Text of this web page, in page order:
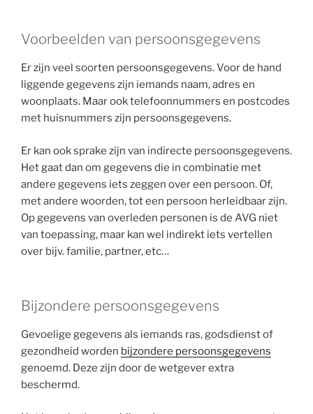
Voorbeelden van persoonsgegevens
Er zijn veel soorten persoonsgegevens. Voor de hand
liggende gegevens zijn iemands naam, adres en
woonplaats. Maar ook telefoonnummers en postcodes
met huisnummers zijn persoonsgegevens.
Er kan ook sprake zijn van indirecte persoonsgegevens.
Het gaat dan om gegevens die in combinatie met
andere gegevens iets zeggen over een persoon. Of,
met andere woorden, tot een persoon herleidbaar zijn.
Op gegevens van overleden personen is de AVG niet
van toepassing, maar kan wel indirekt iets vertellen
over bijv. familie, partner, etc…
Bijzondere persoonsgegevens
Gevoelige gegevens als iemands ras, godsdienst of
gezondheid worden bijzondere persoonsgegevens
genoemd. Deze zijn door de wetgever extra
beschermd.